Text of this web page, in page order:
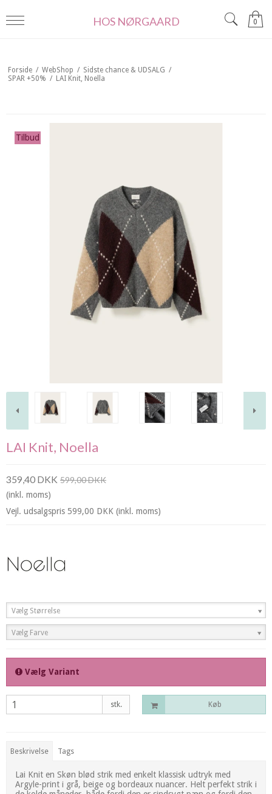
HOS NØRGAARD 0
Forside / WebShop / Sidste chance & UDSALG /
SPAR +50% / LAI Knit, Noella
Tilbud
LAI Knit, Noella
359,40 DKK 599,00 DKK
(inkl. moms)
Vejl. udsalgspris 599,00 DKK (inkl. moms)
Vælg Størrelse
Vælg Farve
Vælg Variant
stk. Køb
Beskrivelse Tags
Lai Knit en Skøn blød strik med enkelt klassisk udtryk med
Argyle-print i grå, beige og bordeaux nuancer. Helt perfekt strik i